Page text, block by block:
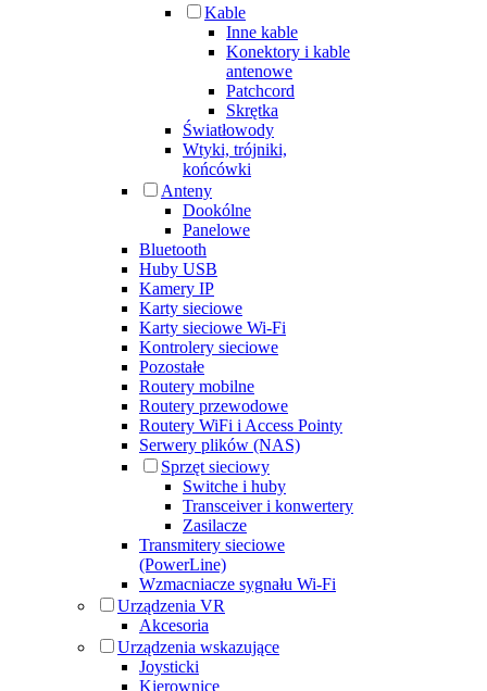
Kable
Inne kable
Konektory i kable
antenowe
Patchcord
Skrętka
Światłowody
Wtyki, trójniki,
końcówki
Anteny
Dookólne
Panelowe
Bluetooth
Huby USB
Kamery IP
Karty sieciowe
Karty sieciowe Wi-Fi
Kontrolery sieciowe
Pozostałe
Routery mobilne
Routery przewodowe
Routery WiFi i Access Pointy
Serwery plików (NAS)
Sprzęt sieciowy
Switche i huby
Transceiver i konwertery
Zasilacze
Transmitery sieciowe
(PowerLine)
Wzmacniacze sygnału Wi-Fi
Urządzenia VR
Akcesoria
Urządzenia wskazujące
Joysticki
Kierownice